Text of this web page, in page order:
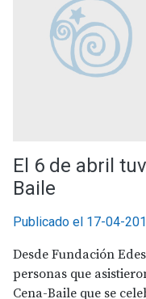
El 6 de abril
Baile
Publicado el 17-04-
Desde Fundación
personas que
Cena-Baile que se